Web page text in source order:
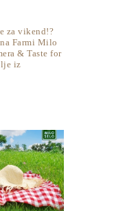
za vikend!?
Farmi Milo
& Taste for
iz